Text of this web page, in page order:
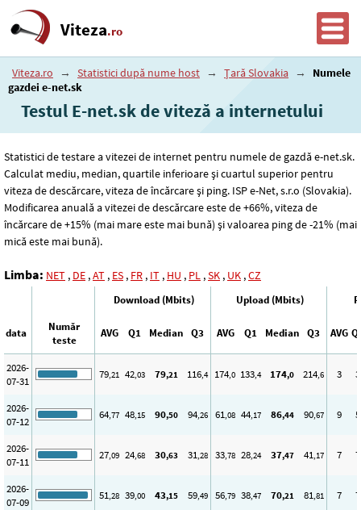
Viteza.ro
Viteza.ro → Statistici după nume host → Țară Slovakia →
Numele
gazdei e-net.sk
Testul E-net.sk de viteză a internetului
Statistici de testare a vitezei de internet pentru numele de gazdă e-net.sk.
Calculat mediu, median, quartile inferioare și cuartul superior pentru
viteza de descărcare, viteza de încărcare și ping. ISP e-Net, s.r.o (Slovakia).
Modificarea anuală a vitezei de descărcare este de +66%, viteza de
încărcare de +15% (mai mare este mai bună) și valoarea ping de -21% (mai
mică este mai bună).
Limba: NET , DE ,AT , ES , FR , IT , HU , PL ,SK , UK ,CZ
Download (Mbits) Upload (Mbits)
data
Număr
teste
AVG Q1 Median Q3 AVG Q1 Median Q3 AVG
2026-
07-31
79,21 42,03 79,21 116,4 174,0 133,4 174,0 214,6 3 3
2026-
07-12
64,77 48,15 90,50 94,26 61,08 44,17 86,44 90,67 9 5
2026-
07-11
27,09 24,68 30,63 31,28 33,78 28,24 37,47 41,17 7 7
2026-
07-09
51,28 39,00 43,15 59,49 56,79 38,47 70,21 81,81 7 7